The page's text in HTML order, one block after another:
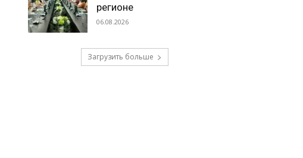
регионе
06.08.2026
Загрузить больше